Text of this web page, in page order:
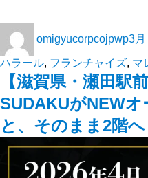
omigyucorpcojpwp3月
ハラール, フランチャイズ, マ
【滋賀県・瀬田駅
SUDAKUがNEW
と、そのまま2階へ